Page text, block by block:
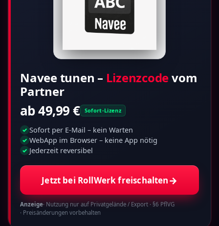
Navee tunen – Lizenzcodevom
Partner
ab 49,99 € Sofort-Lizenz
✓ Sofort per E-Mail – kein Warten
✓ WebApp im Browser – keine App nötig
✓ Jederzeit reversibel
Jetzt bei RollWerk freischalten→
Anzeige· Nutzung nur auf Privatgelände / Export · §6 PflVG
· Preisänderungen vorbehalten